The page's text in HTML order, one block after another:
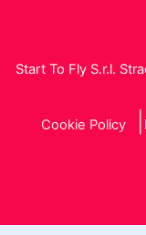
Start To Fly S.r.l.
Cookie Policy